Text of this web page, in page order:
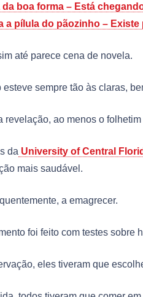
da boa forma – Está
a pílula do pãozinho – Existe
até parece cena de novela.
esteve sempre tão às claras,
revelação, ao menos o
da University of Central
mais saudável.
a emagrecer.
foi feito com testes sobre
eles tiveram que